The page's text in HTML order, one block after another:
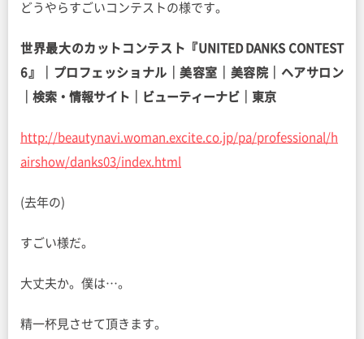
どうやらすごいコンテストの様です。
世界最大のカットコンテスト『UNITED DANKS CONTEST
6』｜プロフェッショナル｜美容室｜美容院｜ヘアサロン
｜検索・情報サイト｜ビューティーナビ｜東京
http://beautynavi.woman.excite.co.jp/pa/professional/h
airshow/danks03/index.html
(去年の)
すごい様だ。
大丈夫か。僕は…。
精一杯見させて頂きます。